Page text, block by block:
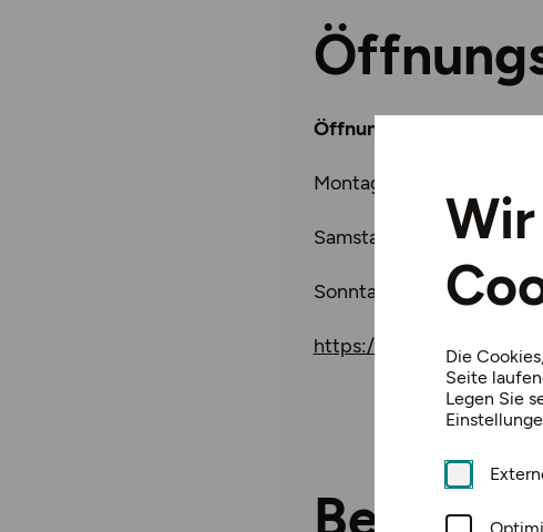
Die
Seite
Legen Sie
Öffnungszeiten ab
Montag - Freitag: 08:30 -
Samstag: 08:30 - 17 Uhr
Sonntag: 09:00 - 17 Uhr
https://www.starkl.at